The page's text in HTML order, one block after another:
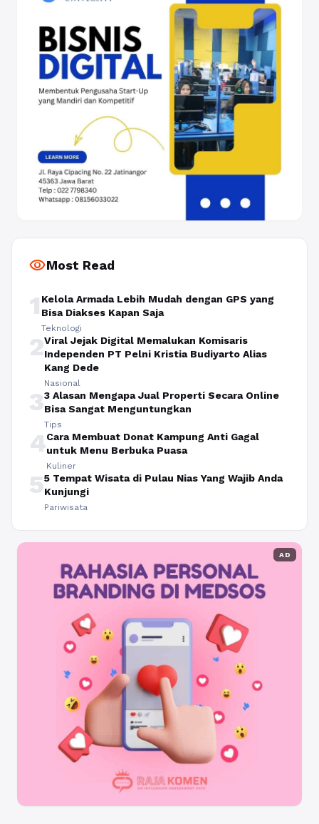
visibilityMost Read
1 Kelola Armada Lebih Mudah dengan GPS yang
Bisa Diakses Kapan Saja
Teknologi
2Viral Jejak Digital Memalukan Komisaris
Independen PT Pelni Kristia Budiyarto Alias
Kang Dede
Nasional
33 Alasan Mengapa Jual Properti Secara Online
Bisa Sangat Menguntungkan
Tips
4Cara Membuat Donat Kampung Anti Gagal
untuk Menu Berbuka Puasa
Kuliner
55 Tempat Wisata di Pulau Nias Yang Wajib Anda
Kunjungi
Pariwisata
AD